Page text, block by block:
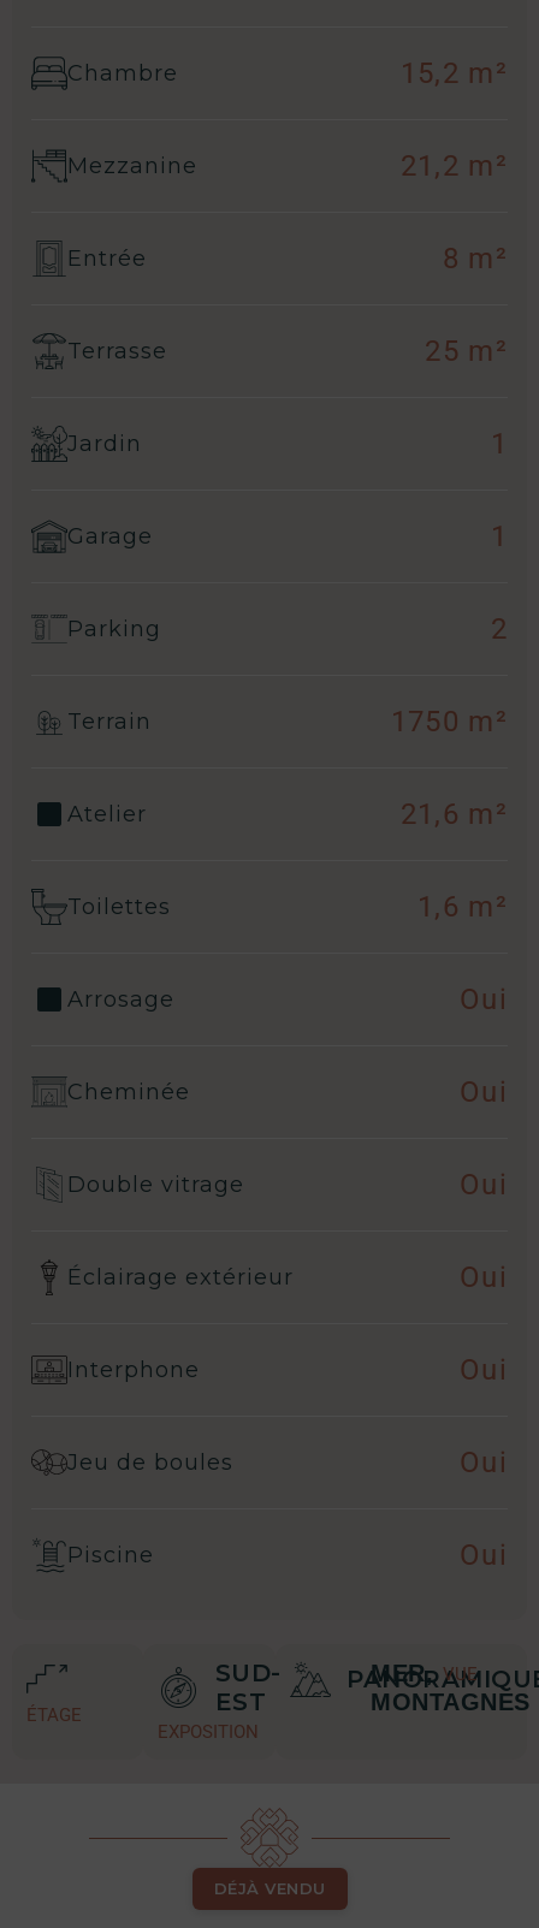
Chambre 15,2 m²
Mezzanine 21,2 m²
Entrée 8 m²
Terrasse 25 m²
Jardin 1
Garage 1
Parking 2
Terrain 1750 m²
Atelier 21,6 m²
Toilettes 1,6 m²
Arrosage Oui
Cheminée Oui
Double vitrage Oui
Éclairage extérieur Oui
Interphone Oui
Jeu de boules Oui
Piscine Oui
ÉTAGE
SUD-
EST
EXPOSITION
MER,
MONTAGNES
VUE
DÉJÀ VENDU